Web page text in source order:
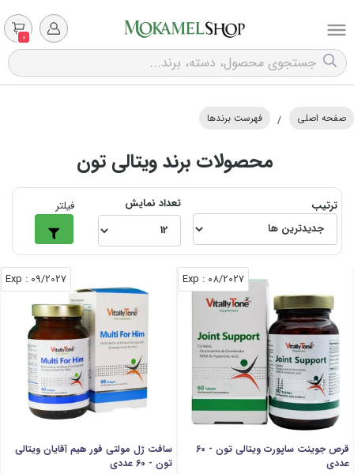
0
صفحه اصلی / فهرست برندها
محصولات برند ویتالی تون
ترتیب تعداد نمایش فیلتر
08/2027
: Exp
قرص جوینت ساپورت ویتالی تون - 60
عددی
09/2027
: Exp
سافت ژل مولتی فور هیم آقایان ویتالی
تون - 60 عددی